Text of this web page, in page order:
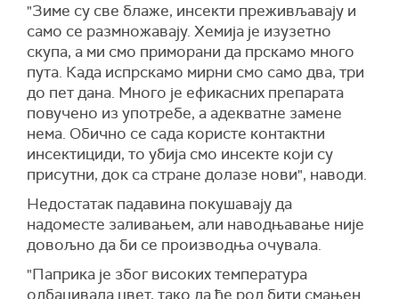
"Зиме су све блаже, инсекти преживљавају и
само се размножавају. Хемија је изузетно
скупа, а ми смо приморани да прскамо много
пута. Када испрскамо мирни смо само два, три
до пет дана. Много је ефикасних препарата
повучено из употребе, а адекватне замене
нема. Обично се сада користе контактни
инсектициди, то убија смо инсекте који су
присутни, док са стране долазе нови", наводи.
Недостатак падавина покушавају да
надоместе заливањем, али наводњавање није
довољно да би се производња очувала.
"Паприка је због високих температура
одбацивала цвет, тако да ће род бити смањен.